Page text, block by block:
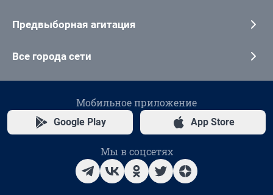
Предвыборная агитация
Все города сети
Мобильное приложение
Google Play App Store
Мы в соцсетях